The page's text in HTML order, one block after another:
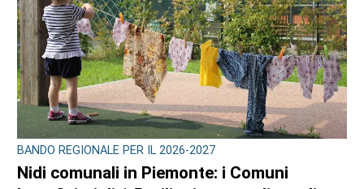
BANDO REGIONALE PER IL 2026-2027
Nidi comunali in Piemonte: i Comuni